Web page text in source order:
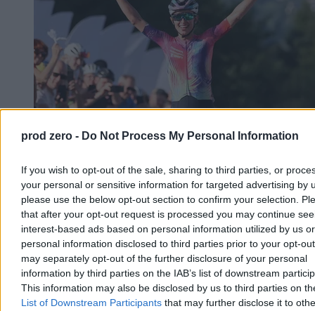
prod zero - Do Not Process My Personal Information
If you wish to opt-out of the sale, sharing to third parties, or
your personal or sensitive information for targeted advertising by
please use the below opt-out section to confirm your selection.
that after your opt-out request is processed you may continue
interest-based ads based on personal information utilized by us or
personal information disclosed to third parties prior to your opt-
may separately opt-out of the further disclosure of your personal
information by third parties on the IAB’s list of downstream
This information may also be disclosed by us to third parties on
List of Downstream Participants that may further disclose it to
Niewiadoma-Phinney wicemistrzynią Tour de
Katarzyna Niewiadoma-Phinney po raz piąty z rzędu stanęła na
podium Tour de France kobiet. W niedzielę w Nicei zajęła drugie
miejsce, ulegając jedynie Demi Vollering. Wcześniej, w piątek,
Polka triumfowała na słynnej Mont Ventoux po samotnej ucieczce.
Aleksandra Cieślik
Wczoraj 21:12
3 min